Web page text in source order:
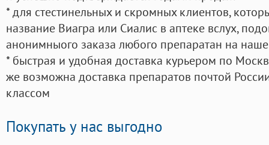
* для стестинельных и скромных клиентов,
название Виагра или Сиалис в аптеке вслух,
анонимныого заказа любого препаратан на
* быстрая и удобная доставка курьером по
же возможна доставка препаратов почтой
классом
Покупать у нас выгодно